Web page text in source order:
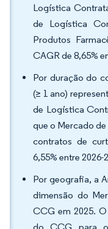
Logística
de Logística
Produtos
CAGR de 8,65%
Por duração do
(≥ 1 ano)
de Logística
que o Mercado
contratos de
6,55% entre 2026-
Por geografia, a
dimensão do
CCG em 2025.